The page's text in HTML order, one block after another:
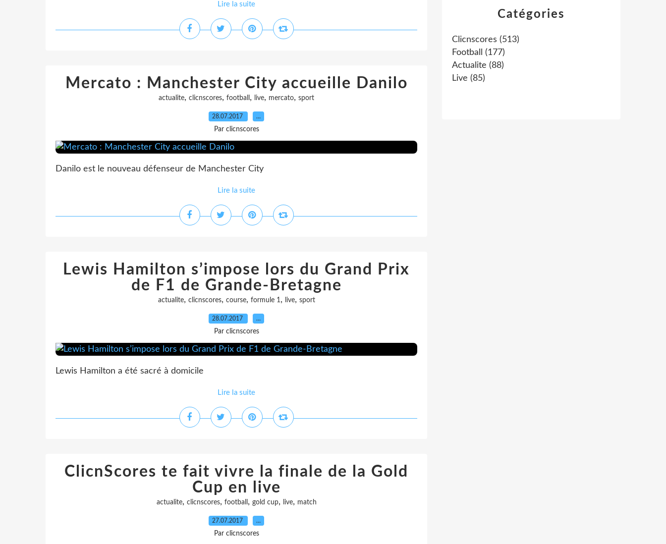
Lire la suite
Mercato : Manchester City accueille Danilo
actualite, clicnscores, football , live, mercato, sport
28.07.2017 …
Par clicnscores
Danilo est le nouveau défenseur de Manchester City
Lire la suite
Lewis Hamilton s’impose lors du Grand Prix
de F1 de Grande-Bretagne
actualite, clicnscores, course, formule 1, live, sport
28.07.2017 …
Par clicnscores
Lewis Hamilton a été sacré à domicile
Lire la suite
ClicnScores te fait vivre la finale de la Gold
Cup en live
actualite, clicnscores, football , gold cup, live, match
27.07.2017 …
Par clicnscores
Catégories
Clicnscores (513)
Football
(177)
Actualite (88)
Live (85)